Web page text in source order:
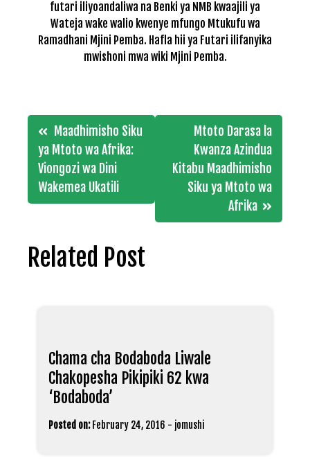
futari iliyoandaliwa na Benki ya NMB kwaajili ya
Wateja wake walio kwenye mfungo Mtukufu wa
Ramadhani Mjini Pemba. Hafla hii ya Futari ilifanyika
mwishoni mwa wiki Mjini Pemba.
Post
navigation
Maadhimisho Siku
ya Mtoto wa Afrika:
Viongozi wa Dini
Wakemea Ukatili
Mtoto Darasa la
Kwanza Azindua
Kitabu Maadhimisho
Siku ya Mtoto wa
Afrika
Related Post
Chama cha Bodaboda Liwale
Chakopesha Pikipiki 62 kwa
‘Bodaboda’
Posted on: February 24, 2016 - jomushi